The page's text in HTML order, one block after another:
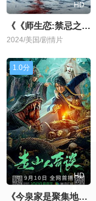
HD
《《师生恋:禁忌之恋》配角是谁》中字
2024/美国/剧情片
1.0分
HD
《今泉家是聚集地》韩剧